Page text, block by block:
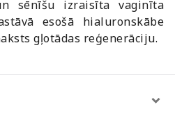
sēnīšu izraisīta vaginīta
esošā hialuronskābe
gļotādas reģenerāciju.